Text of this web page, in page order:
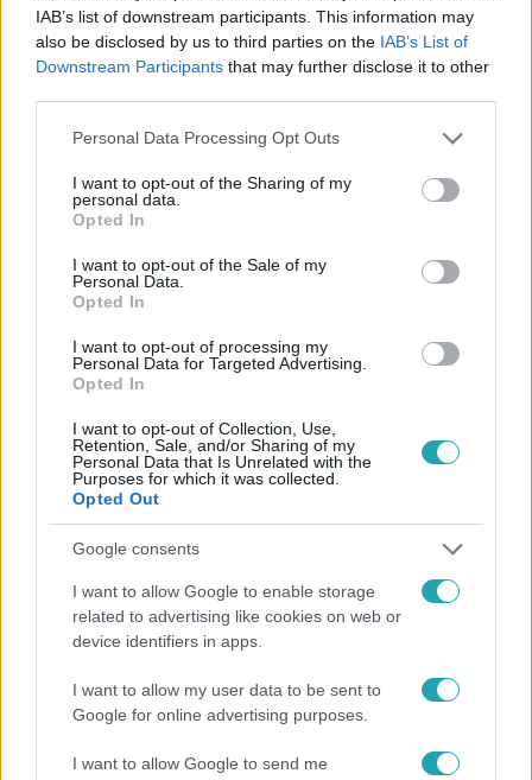
IAB’s list of downstream participants. This information may
also be disclosed by us to third parties on the IAB’s List of
Downstream Participants that may further disclose it to other
Please note that this website/app uses one or more Google
not limited to your visit or usage behaviour. You may click to
grant or deny consent to Google and its third-party tags to
use your data for below specified purposes in below Google
consent section.
Personal Data Processing Opt Outs
I want to opt-out of the Sharing of my
personal data.
Opted In
I want to opt-out of the Sale of my
Personal Data.
Opted In
I want to opt-out of processing my
Personal Data for Targeted Advertising.
Opted In
I want to opt-out of Collection, Use,
Retention, Sale, and/or Sharing of my
Personal Data that Is Unrelated with the
Purposes for which it was collected.
Opted Out
Google consents
I want to allow Google to enable storage
related to advertising like cookies on web or
device identifiers in apps.
I want to allow my user data to be sent to
Google for online advertising purposes.
I want to allow Google to send me
Kövess minket, és értesülj a friss hírekről a
Facebookon is!
ÁLLATVÉDELEM #TACSKÓK #ÁLLATKÍNZÁS
Népszerű